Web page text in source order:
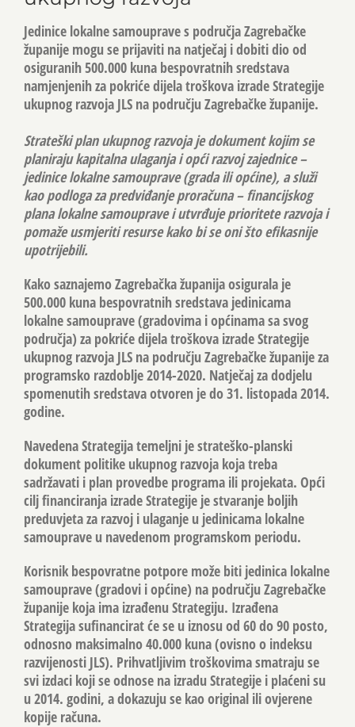
Jedinice lokalne samouprave s područja Zagrebačke
županije mogu se prijaviti na natječaj i dobiti dio od
osiguranih 500.000 kuna bespovratnih sredstava
namjenjenih za pokriće dijela troškova izradeStrategije
ukupnog razvoja JLS na području Zagrebačke županije.
Strateški plan ukupnog razvoja je dokument kojim se
planiraju kapitalna ulaganja i opći razvoj zajednice –
jedinice lokalne samouprave (grada ili općine), a služi
kao podloga za predviđanje proračuna – financijskog
plana lokalne samouprave i utvrđuje prioritete razvoja i
pomaže usmjeriti resurse kako bi se oni što efikasnije
upotrijebili.
Kako saznajemo Zagrebačka županija osigurala je
500.000 kuna bespovratnih sredstava jedinicama
lokalne samouprave (gradovima i općinama sa svog
područja) za pokriće dijela troškova izrade Strategije
ukupnog razvoja JLS na području Zagrebačke županije za
programsko razdoblje 2014-2020. Natječaj za dodjelu
spomenutih sredstava otvoren je do 31. listopada 2014.
godine.
Navedena Strategija temeljni je strateško-planski
dokument politike ukupnog razvoja koja treba
sadržavati i plan provedbe programa ili projekata. Opći
cilj financiranja izrade Strategije je stvaranje boljih
preduvjeta za razvoj i ulaganje u jedinicama lokalne
samouprave u navedenom programskom periodu.
Korisnik bespovratne potpore može biti jedinica lokalne
samouprave (gradovi i općine) na području Zagrebačke
županije koja ima izrađenu Strategiju. Izrađena
Strategija sufinancirat će se u iznosu od 60 do 90 posto,
odnosno maksimalno 40.000 kuna (ovisno o indeksu
razvijenosti JLS). Prihvatljivim troškovima smatraju se
svi izdaci koji se odnose na izradu Strategije i plaćeni su
u 2014. godini, a dokazuju se kao original ili ovjerene
kopije računa.